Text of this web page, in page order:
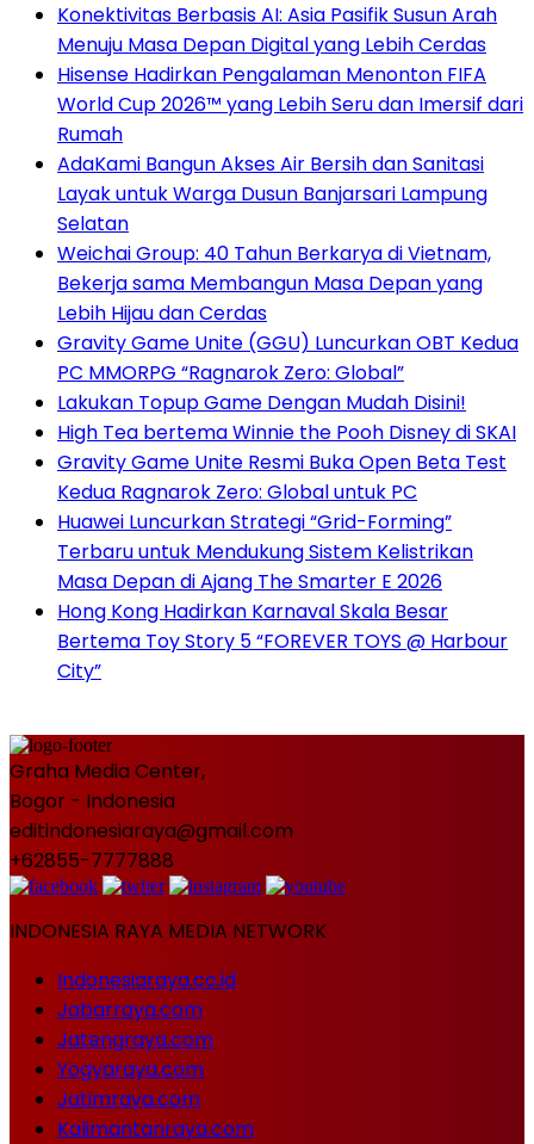
Konektivitas Berbasis AI: Asia Pasifik Susun Arah
Menuju Masa Depan Digital yang Lebih Cerdas
Hisense Hadirkan Pengalaman Menonton FIFA
World Cup 2026™ yang Lebih Seru dan Imersif dari
Rumah
AdaKami Bangun Akses Air Bersih dan Sanitasi
Layak untuk Warga Dusun Banjarsari Lampung
Selatan
Weichai Group: 40 Tahun Berkarya di Vietnam,
Bekerja sama Membangun Masa Depan yang
Lebih Hijau dan Cerdas
Gravity Game Unite (GGU) Luncurkan OBT Kedua
PC MMORPG “Ragnarok Zero: Global”
Lakukan Topup Game Dengan Mudah Disini!
High Tea bertema Winnie the Pooh Disney di SKAI
Gravity Game Unite Resmi Buka Open Beta Test
Kedua Ragnarok Zero: Global untuk PC
Huawei Luncurkan Strategi “Grid-Forming”
Terbaru untuk Mendukung Sistem Kelistrikan
Masa Depan di Ajang The Smarter E 2026
Hong Kong Hadirkan Karnaval Skala Besar
Bertema Toy Story 5 “FOREVER TOYS @ Harbour
City”
Graha Media Center,
Bogor - Indonesia
editindonesiaraya@gmail.com
+62855-7777888
INDONESIA RAYA MEDIA NETWORK
Indonesiaraya.co.id
Jabarraya.com
Jatengraya.com
Yogyaraya.com
Jatimraya.com
Kalimantanraya.com